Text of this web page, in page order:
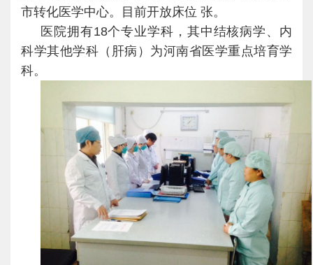
市转化医学中心。目前开放床位 张。
医院拥有18个专业学科，其中结核病学、内
科学其他学科（肝病）为河南省医学重点培育学
科。